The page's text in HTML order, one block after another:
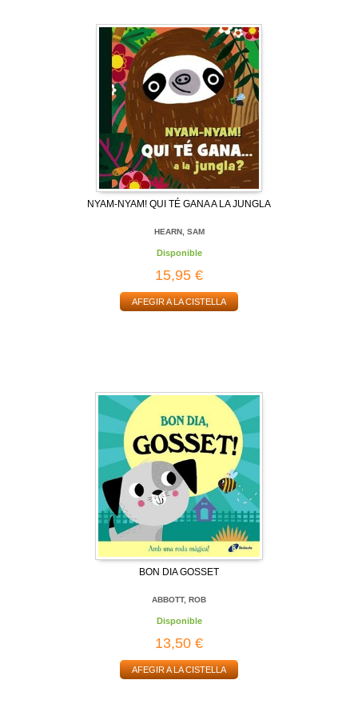
NYAM-NYAM! QUI TÉ GANA A LA JUNGLA
HEARN, SAM
Disponible
15,95 €
AFEGIR A LA CISTELLA
BON DIA GOSSET
ABBOTT, ROB
Disponible
13,50 €
AFEGIR A LA CISTELLA